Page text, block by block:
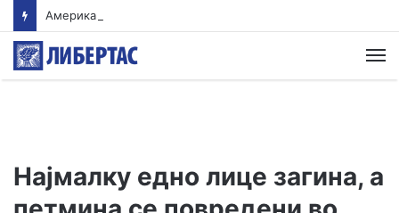
Најмалку едно лице загина, а